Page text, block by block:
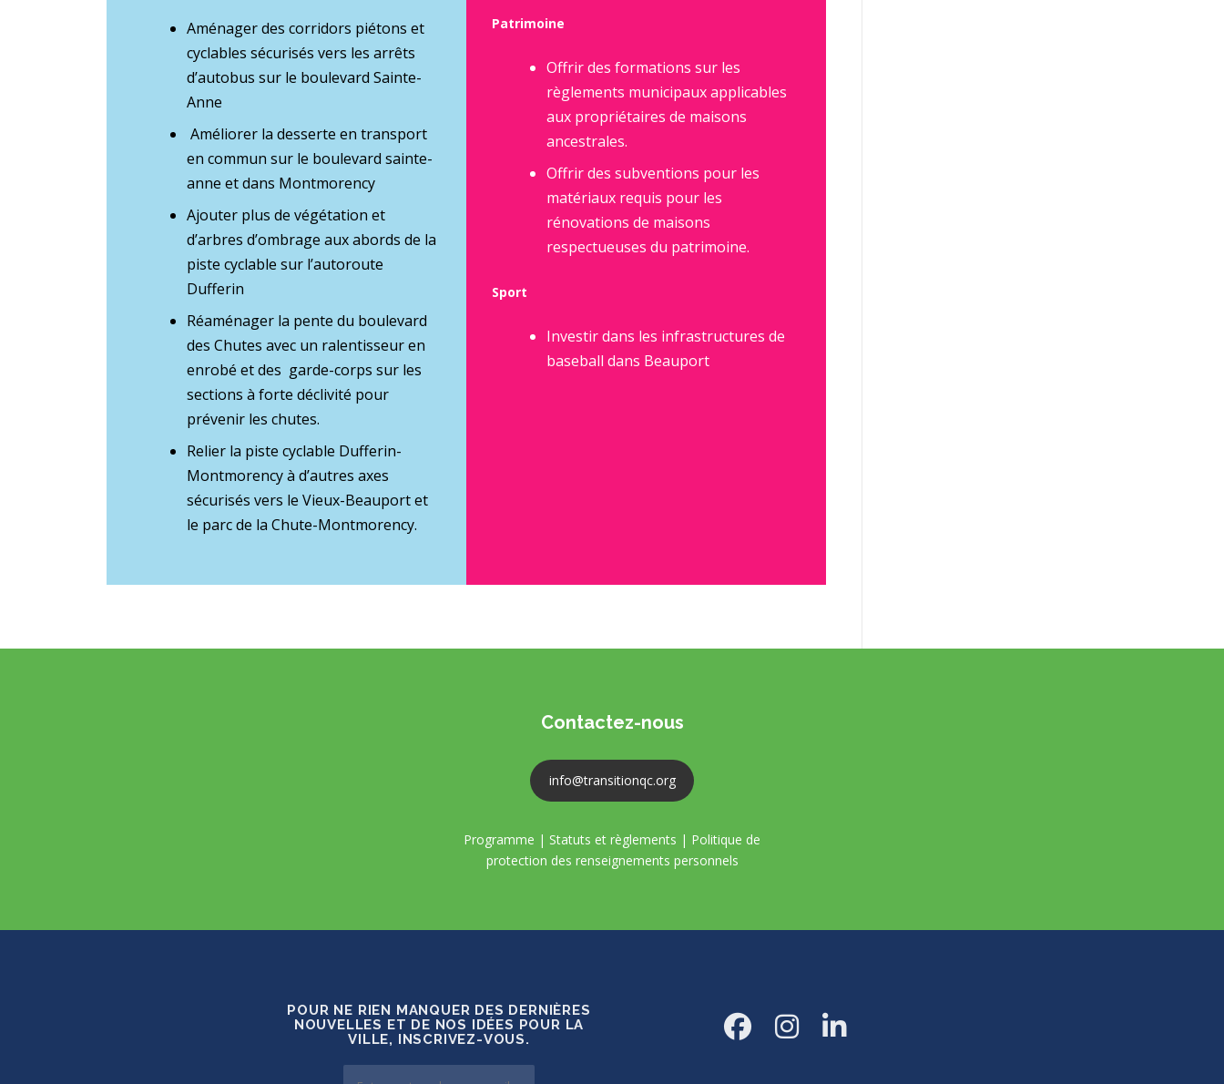
Aménager des corridors piétons et
cyclables sécurisés vers les arrêts
d’autobus sur le boulevard Sainte-
Anne
Améliorer la desserte en transport
en commun sur le boulevard sainte-
anne et dans Montmorency
Ajouter plus de végétation et
d’arbres d’ombrage aux abords de la
piste cyclable sur l’autoroute
Dufferin
Réaménager la pente du boulevard
des Chutes avec un ralentisseur en
enrobé et des garde-corps sur les
sections à forte déclivité pour
prévenir les chutes.
Relier la piste cyclable Dufferin-
Montmorency à d’autres axes
sécurisés vers le Vieux-Beauport et
le parc de la Chute-Montmorency.
Patrimoine
Offrir des formations sur les
règlements municipaux applicables
aux propriétaires de maisons
ancestrales.
Offrir des subventions pour les
matériaux requis pour les
rénovations de maisons
respectueuses du patrimoine.
Sport
Investir dans les infrastructures de
baseball dans Beauport
Contactez-nous
info@transitionqc.org
Programme | Statuts et règlements | Politique de
protection des renseignements personnels
POUR NE RIEN MANQUER DES DERNIÈRES
NOUVELLES ET DE NOS IDÉES POUR LA
VILLE, INSCRIVEZ-VOUS.